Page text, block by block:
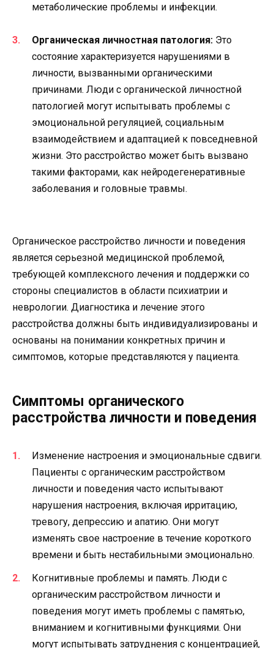
метаболические проблемы и инфекции.
Органическая личностная патология: Это
состояние характеризуется нарушениями в
личности, вызванными органическими
причинами. Люди с органической личностной
патологией могут испытывать проблемы с
эмоциональной регуляцией, социальным
взаимодействием и адаптацией к повседневной
жизни. Это расстройство может быть вызвано
такими факторами, как нейродегенеративные
заболевания и головные травмы.
Органическое расстройство личности и поведения
является серьезной медицинской проблемой,
требующей комплексного лечения и поддержки со
стороны специалистов в области психиатрии и
неврологии. Диагностика и лечение этого
расстройства должны быть индивидуализированы и
основаны на понимании конкретных причин и
симптомов, которые представляются у пациента.
Симптомы органического
расстройства личности и поведения
Изменение настроения и эмоциональные сдвиги.
Пациенты с органическим расстройством
личности и поведения часто испытывают
нарушения настроения, включая ирритацию,
тревогу, депрессию и апатию. Они могут
изменять свое настроение в течение короткого
времени и быть нестабильными эмоционально.
Когнитивные проблемы и память. Люди с
органическим расстройством личности и
поведения могут иметь проблемы с памятью,
вниманием и когнитивными функциями. Они
могут испытывать затруднения с концентрацией,